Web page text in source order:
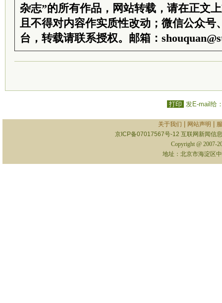
杂志”的所有作品，网站转载，请在正文
且不得对内容作实质性改动；微信公众号
台，转载请联系授权。邮箱：
打印 发E-mail给
关于我们 网站声明
京ICP备07017567号-12 互联网新闻信
Copyright @ 2007-
地址：北京市海淀区